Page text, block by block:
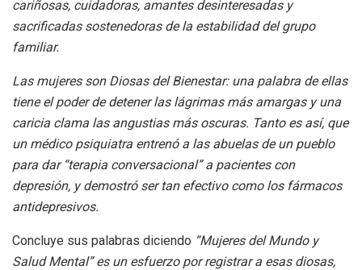
cariñosas, cuidadoras, amantes desinteresadas y
sacrificadas sostenedoras de la estabilidad del grupo
familiar.
Las mujeres son Diosas del Bienestar: una palabra de ellas
tiene el poder de detener las lágrimas más amargas y una
caricia clama las angustias más oscuras. Tanto es así, que
un médico psiquiatra entrenó a las abuelas de un pueblo
para dar “terapia conversacional” a pacientes con
depresión, y demostró ser tan efectivo como los fármacos
antidepresivos.
Concluye sus palabras diciendo “Mujeres del Mundo y
Salud Mental” es un esfuerzo por registrar a esas diosas,